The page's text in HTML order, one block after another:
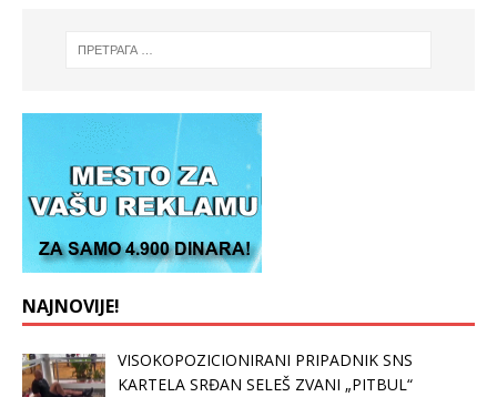
NAJNOVIJE!
VISOKOPOZICIONIRANI PRIPADNIK SNS
KARTELA SRĐAN SELEŠ ZVANI „PITBUL“